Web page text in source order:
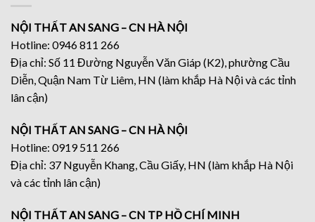
NỘI THẤT AN SANG – CN HÀ NỘI
Hotline: 0946 811 266
Địa chỉ: Số 11 Đường Nguyễn Văn Giáp (K2), phường Cầu
Diễn, Quận Nam Từ Liêm, HN (làm khắp Hà Nội và các tỉnh
lân cận)
NỘI THẤT AN SANG – CN HÀ NỘI
Hotline: 0919 511 266
Địa chỉ: 37 Nguyễn Khang, Cầu Giấy, HN (làm khắp Hà Nội
và các tỉnh lân cận)
NỘI THẤT AN SANG – CN TP HỒ CHÍ MINH